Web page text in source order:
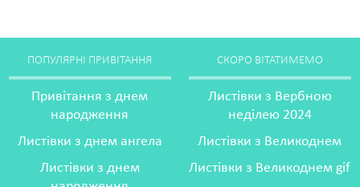
ПОПУЛЯРНІ ПРИВІТАННЯ
Привітання з днем
народження
Листівки з днем ангела
Листівки з днем
СКОРО ВІТАТИМЕМО
Листівки з Вербною
неділею 2024
Листівки з Великоднем
Листівки з Великоднем gif